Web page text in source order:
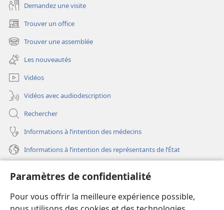
Paramètres de confidentialité
Pour vous offrir la meilleure expérience possible,
Demandez une visite
Trouver un office
(ouvre
une
nouvelle
fenêtre)
Trouver une assemblée
(ouvre
une
nouvelle
fenêtre)
Les nouveautés
Vidéos
Vidéos avec audiodescription
Rechercher
Informations à l’intention des médecins
Informations à l’intention des représentants de l’État
(ouvre
une